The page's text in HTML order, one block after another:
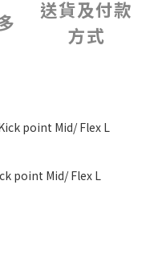
送貨及付款
方式
point Mid/ Flex L
point Mid/ Flex L